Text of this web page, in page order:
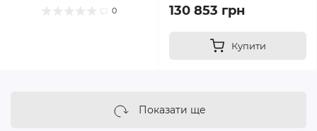
0 130 853 грн
Купити
Показати ще